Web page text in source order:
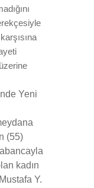
Yeni
(55)
kadın
Y.